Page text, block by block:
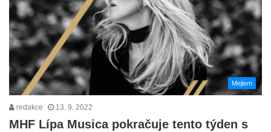
Mejlem
redakce 13. 9. 2022
MHF Lípa Musica pokračuje tento týden s